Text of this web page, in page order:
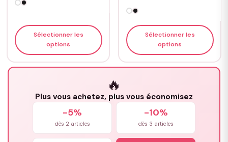
Sélectionner les
options
Sélectionner les
options
🔥
Plus vous achetez, plus vous économisez
-5%
dès 2 articles
-10%
dès 3 articles